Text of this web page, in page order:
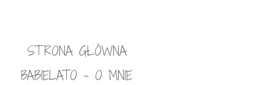
STRONA GŁÓWNA
BABIELATO – O MNIE